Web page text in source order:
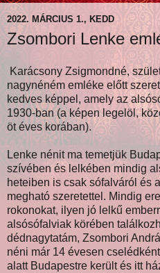
2022. MÁRCIUS 1., KEDD
Zsombori Lenke
Karácsony Zsigmondné,
nagynéném emléke előtt
kedves képpel, amely az
1930-ban (a képen legelöl,
öt éves korában).
Lenke nénit ma temetjük
szívében és lelkében mindig
heteiben is csak sófalváról és
megható szeretettel. Mindig
rokonokat, ilyen jó lelkű
alsósófalviak körében
dédnagytatám, Zsombori
néni már 14 évesen
alatt Budapestre került és itt